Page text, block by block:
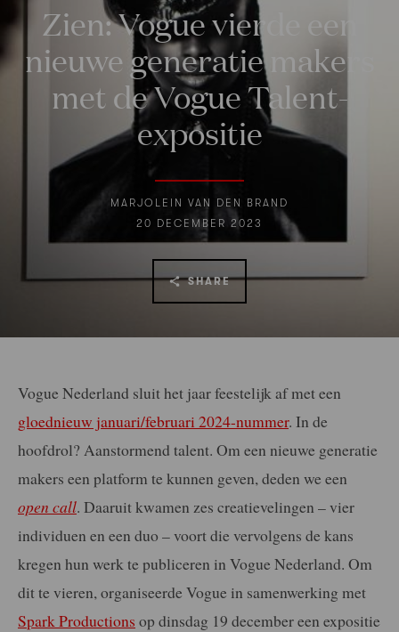
Zien: Vogue vierde een
nieuwe generatie makers
met de Vogue Talent-
expositie
MARJOLEIN VAN DEN BRAND
20 DECEMBER 2023
SHARE
Vogue Nederland sluit het jaar feestelijk af met een
gloednieuw januari/februari 2024-nummer. In de
hoofdrol? Aanstormend talent. Om een nieuwe generatie
makers een platform te kunnen geven, deden we een
open call. Daaruit kwamen zes creatievelingen – vier
individuen en een duo – voort die vervolgens de kans
kregen hun werk te publiceren in Vogue Nederland. Om
dit te vieren, organiseerde Vogue in samenwerking met
Spark Productions op dinsdag 19 december een expositie